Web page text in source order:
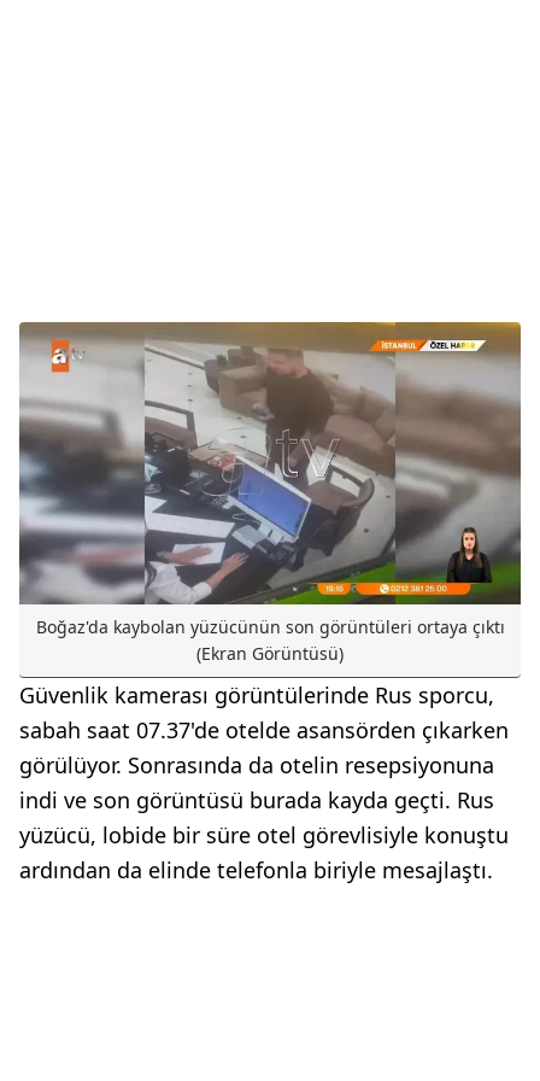
Boğaz'da kaybolan yüzücünün son görüntüleri ortaya çıktı
(Ekran Görüntüsü)
Güvenlik kamerası görüntülerinde Rus sporcu,
sabah saat 07.37'de otelde asansörden çıkarken
görülüyor. Sonrasında da otelin resepsiyonuna
indi ve son görüntüsü burada kayda geçti. Rus
yüzücü, lobide bir süre otel görevlisiyle konuştu
ardından da elinde telefonla biriyle mesajlaştı.